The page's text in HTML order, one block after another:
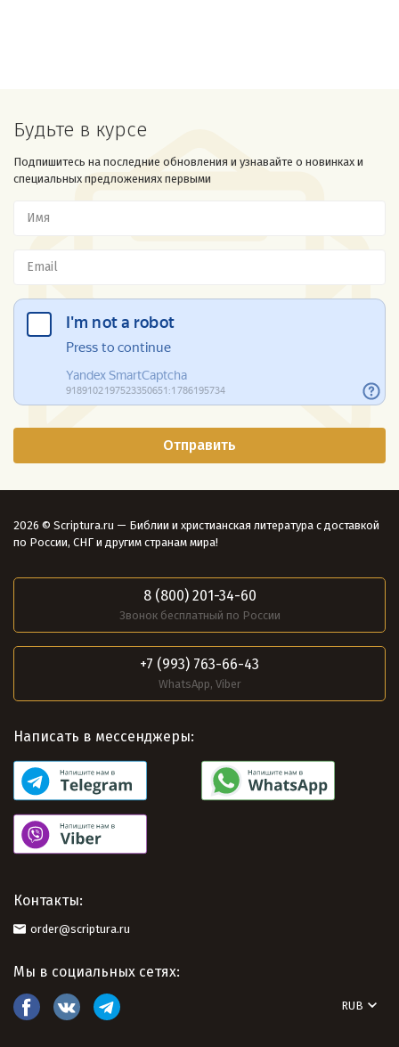
Будьте в курсе
Подпишитесь на последние обновления и узнавайте о новинках и
специальных предложениях первыми
2026 © Scriptura.ru — Библии и христианская литература с доставкой
по России, СНГ и другим странам мира!
8 (800) 201-34-60
Звонок бесплатный по России
+7 (993) 763-66-43
WhatsApp, Viber
Написать в мессенджеры:
Контакты:
order@scriptura.ru
Мы в социальных сетях:
RUB